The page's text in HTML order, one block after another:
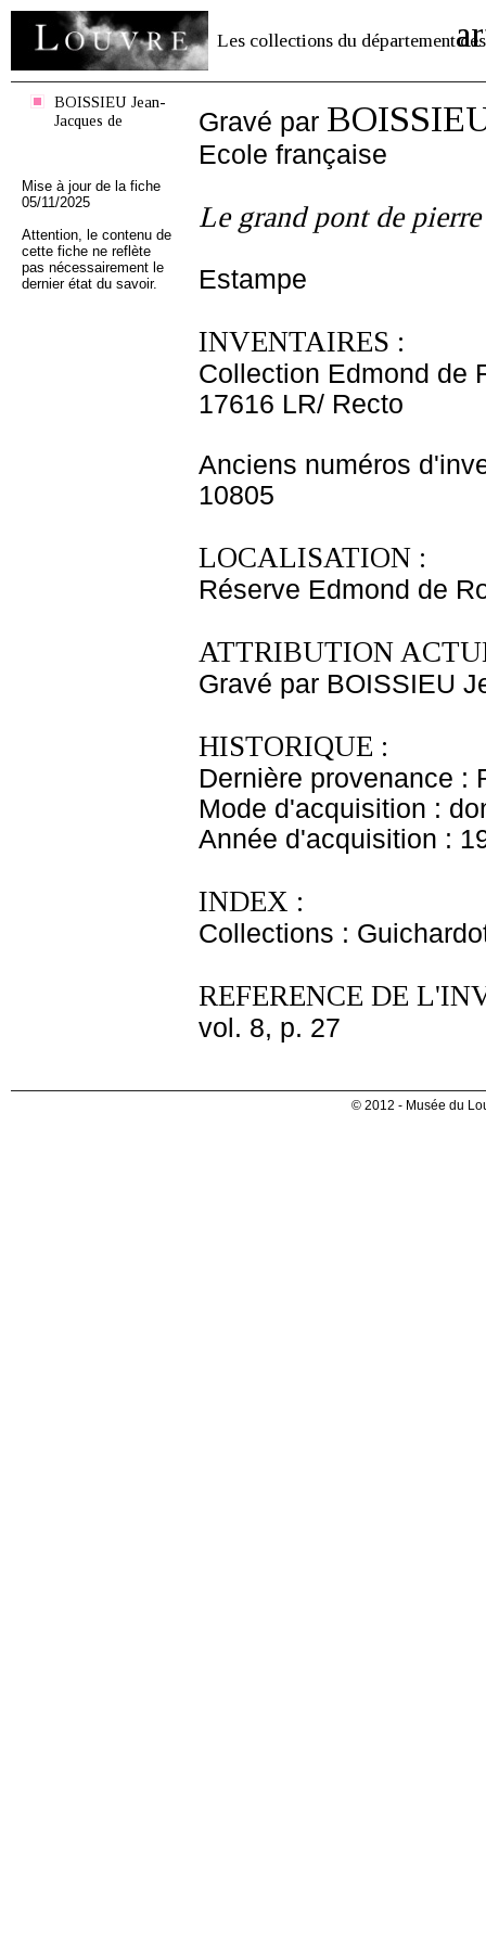
Les collections du département des
BOISSIEU Jean-
Jacques de
Mise à jour de la fiche
05/11/2025
Attention, le contenu de
cette fiche ne reflète
pas nécessairement le
dernier état du savoir.
Gravé par
Ecole française
Le grand pont de pierre
Estampe
INVENTAIRES :
Collection Edmond de
17616 LR/ Recto
Anciens numéros
10805
LOCALISATION :
Réserve Edmond de
ATTRIBUTION
Gravé par BOISSIEU
HISTORIQUE :
Dernière provenance :
Mode d'acquisition :
Année d'acquisition :
INDEX :
Collections :
REFERENCE DE
vol. 8, p. 27
© 2012 - Musée du